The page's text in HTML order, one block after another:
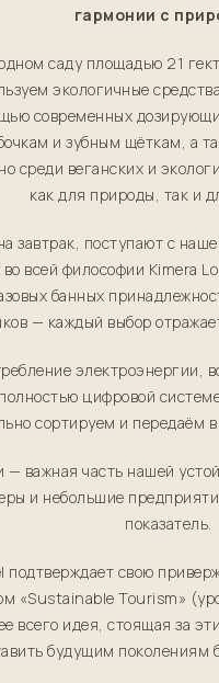
гармонии с
саду площадью 21
экологичные
современных
и зубным щёткам, а
среди веганских и
как для природы, так и
завтрак, поступают с
всей философии Kimera
банных
— каждый выбор
электроэнергии,
цифровой
сортируем и передаём
важная часть нашей
и небольшие
показатель.
свою
«Sustainable Tourism»
всего идея, стоящая за
будущим поколениям